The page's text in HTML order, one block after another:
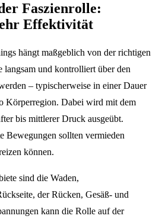
Faszienrolle:
Effektivität
hängt maßgeblich von der richtigen
und kontrolliert über den
– typischerweise in einer Dauer
Körperregion. Dabei wird mit dem
bis mittlerer Druck ausgeübt.
Bewegungen sollten vermieden
können.
sind die Waden,
der Rücken, Gesäß- und
kann die Rolle auf der